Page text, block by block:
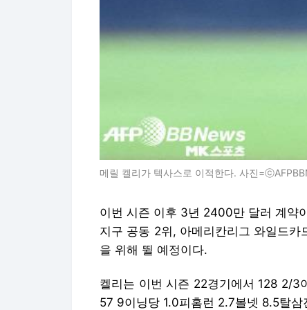
메릴 켈리가 텍사스로 이적한다. 사진
이번 시즌 이후 3년 2400만 달러 계약
지구 공동 2위, 아메리칸리그 와일드
을 위해 뛸 예정이다.
켈리는 이번 시즌 22경기에서 128 2/
57 9이닝당 1.0피홈런 2.7볼넷 8.5탈삼